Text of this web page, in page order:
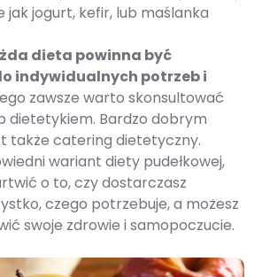
jak jogurt, kefir, lub maślanka
dieta powinna być
indywidualnych potrzeb i
zawsze warto skonsultować
dietetykiem. Bardzo dobrym
także catering dietetyczny.
wariant diety pudełkowej,
o to, czy dostarczasz
czego potrzebuje, a możesz
swoje zdrowie i samopoczucie.